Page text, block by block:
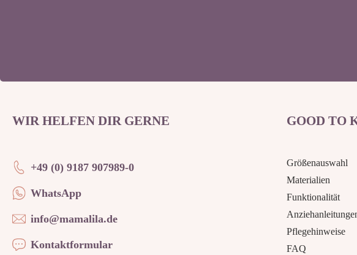
WIR HELFEN DIR GERNE
+49 (0) 9187 907989-0
WhatsApp
info@mamalila.de
Kontaktformular
GOOD TO
Größenauswahl
Materialien
Funktionalität
Pflegehinweise
FAQ